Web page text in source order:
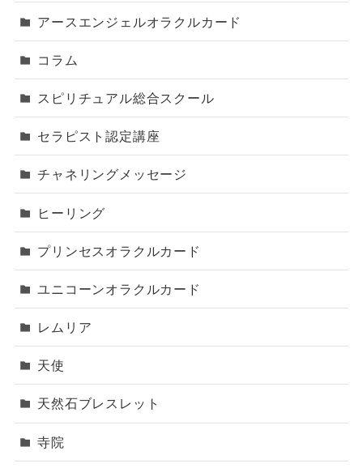
アースエンジェルオラクルカード
コラム
スピリチュアル総合スクール
セラピスト認定講座
チャネリングメッセージ
ヒーリング
プリンセスオラクルカード
ユニコーンオラクルカード
レムリア
天使
天然石ブレスレット
寺院